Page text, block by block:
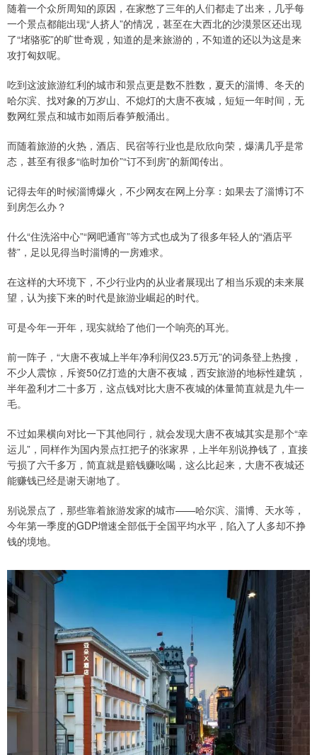
随着一个众所周知的原因，在家憋了三年的人们都走了出来，几乎每
一个景点都能出现“人挤人”的情况，甚至在大西北的沙漠景区还出现
了“堵骆驼”的旷世奇观，知道的是来旅游的，不知道的还以为这是来
攻打匈奴呢。
吃到这波旅游红利的城市和景点更是数不胜数，夏天的淄博、冬天的
哈尔滨、找对象的万岁山、不熄灯的大唐不夜城，短短一年时间，无
数网红景点和城市如雨后春笋般涌出。
而随着旅游的火热，酒店、民宿等行业也是欣欣向荣，爆满几乎是常
态，甚至有很多“临时加价”“订不到房”的新闻传出。
记得去年的时候淄博爆火，不少网友在网上分享：如果去了淄博订不
到房怎么办？
什么“住洗浴中心”“网吧通宵”等方式也成为了很多年轻人的“酒店平
替”，足以见得当时淄博的一房难求。
在这样的大环境下，不少行业内的从业者展现出了相当乐观的未来展
望，认为接下来的时代是旅游业崛起的时代。
可是今年一开年，现实就给了他们一个响亮的耳光。
前一阵子，“大唐不夜城上半年净利润仅23.5万元”的词条登上热搜，
不少人震惊，斥资50亿打造的大唐不夜城，西安旅游的地标性建筑，
半年盈利才二十多万，这点钱对比大唐不夜城的体量简直就是九牛一
毛。
不过如果横向对比一下其他同行，就会发现大唐不夜城其实是那个“幸
运儿”，同样作为国内景点扛把子的张家界，上半年别说挣钱了，直接
亏损了六千多万，简直就是赔钱赚吆喝，这么比起来，大唐不夜城还
能赚钱已经是谢天谢地了。
别说景点了，那些靠着旅游发家的城市——哈尔滨、淄博、天水等，
今年第一季度的GDP增速全部低于全国平均水平，陷入了人多却不挣
钱的境地。